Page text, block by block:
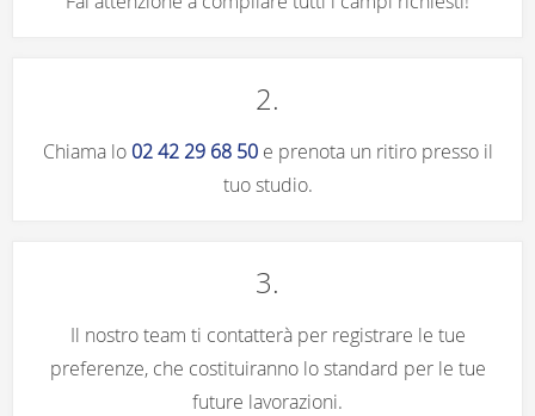
2.
Chiama lo 02 42 29 68 50e prenota un ritiro presso il
tuo studio.
3.
Il nostro team ti contatterà per registrare le tue
preferenze, che costituiranno lo standard per le tue
future lavorazioni.